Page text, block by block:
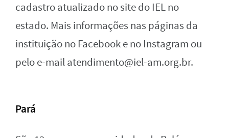
cadastro atualizado no site do IEL no
estado. Mais informações nas páginas da
instituição no Facebook e no Instagram ou
pelo e-mailatendimento@iel-am.org.br.
Pará